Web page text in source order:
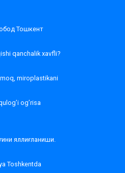
Тошкент
qanchalik xavfli?
miroplastikani
og’risa
яллиғланиши.
Toshkentda